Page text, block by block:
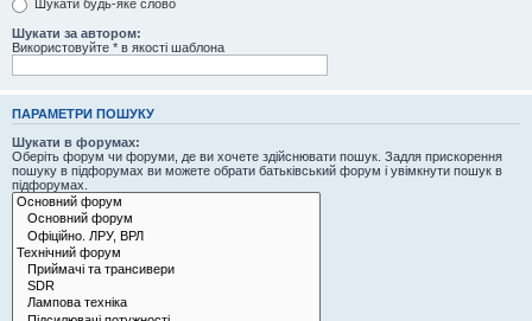
Шукати будь-яке слово
Шукати за автором:
Використовуйте * в якості шаблона
ПАРАМЕТРИ ПОШУКУ
Шукати в форумах:
Оберіть форум чи форуми, де ви хочете здійснювати пошук. Задля прискорення
пошуку в підфорумах ви можете обрати батьківський форум і увімкнути пошук в
підфорумах.